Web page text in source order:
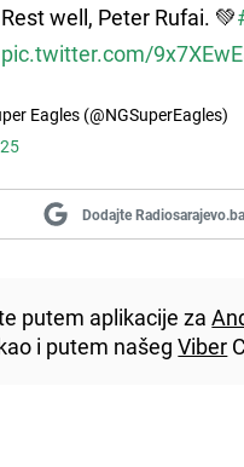
Rest well, Peter Rufai. 💚
pic.twitter.com/
Eagles (@NGSuperEagles)
Dodajte
putem aplikacije za
i putem našegViber